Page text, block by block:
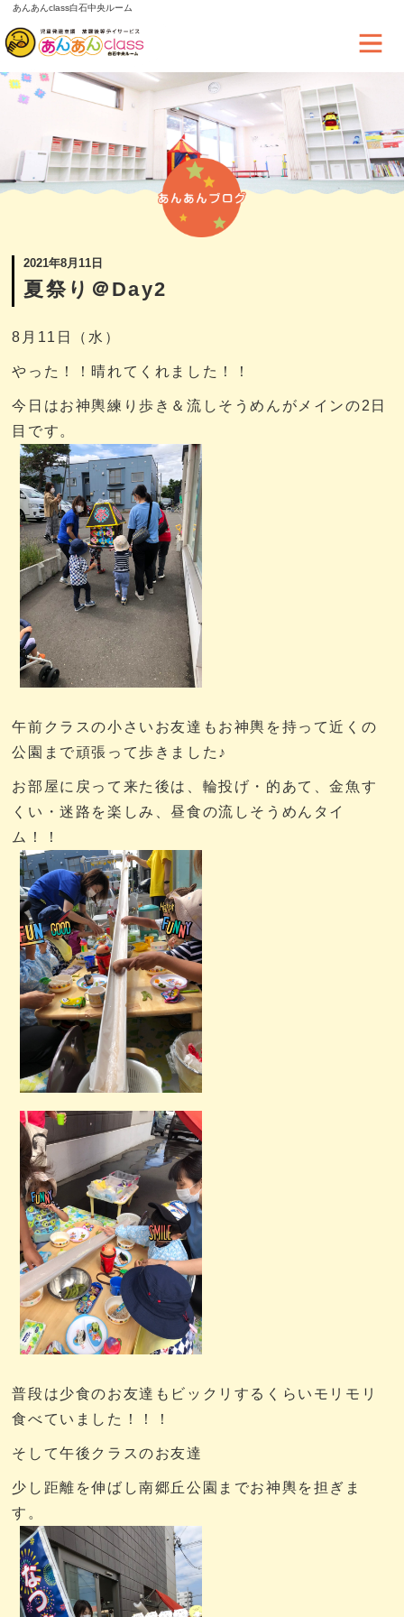
あんあんclass白石中央ルーム
2021年8月11日
夏祭り＠Day2
8月11日（水）
やった！！晴れてくれました！！
今日はお神輿練り歩き＆流しそうめんがメインの2日
目です。
午前クラスの小さいお友達もお神輿を持って近くの
公園まで頑張って歩きました♪
お部屋に戻って来た後は、輪投げ・的あて、金魚す
くい・迷路を楽しみ、昼食の流しそうめんタイ
ム！！
普段は少食のお友達もビックリするくらいモリモリ
食べていました！！！
そして午後クラスのお友達
少し距離を伸ばし南郷丘公園までお神輿を担ぎま
す。